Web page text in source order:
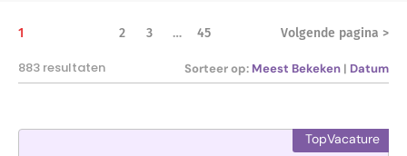
1 2 3 … 45 Volgende pagina >
883 resultaten Sorteer op: Meest Bekeken | Datum